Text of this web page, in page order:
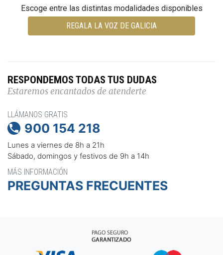
Escoge entre las distintas modalidades disponibles
REGALA LA VOZ DE GALICIA
RESPONDEMOS TODAS TUS DUDAS
Estaremos encantados de atenderte
LLÁMANOS GRATIS
 900 154 218
Lunes a viernes de 8h a 21h
Sábado, domingos y festivos de 9h a 14h
MÁS INFORMACIÓN
PREGUNTAS FRECUENTES